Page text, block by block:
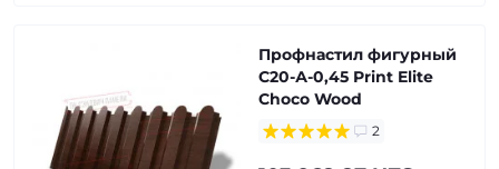
Профнастил фигурный
С20-А-0,45 Print Elite
Choco Wood
2